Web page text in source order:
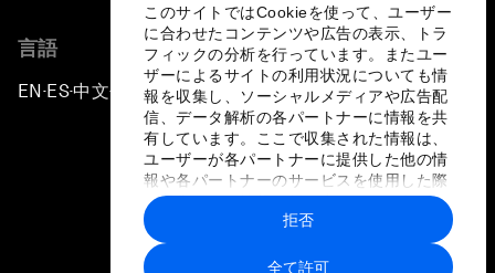
このサイトではCookieを使って、ユーザー
に合わせたコンテンツや広告の表示、トラ
フィックの分析を行っています。またユー
ザーによるサイトの利用状況についても情
報を収集し、ソーシャルメディアや広告配
信、データ解析の各パートナーに情報を共
有しています。ここで収集された情報は、
ユーザーが各パートナーに提供した他の情
報や各パートナーのサービスを使用した際
に収集された情報と組み合わされ、各パー
トナーによって使用されることがありま
す。
全て許可
拒否
言語
EN ▪ES▪中文▪ 日本語
プライバシーポリシーと利用規約